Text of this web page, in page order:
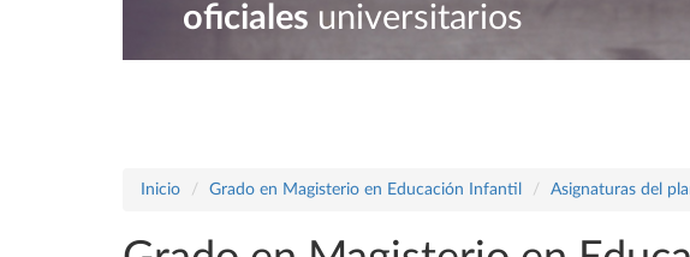
oficiales universitarios
Inicio Grado en Magisterio en Educación Infantil Asignaturas del